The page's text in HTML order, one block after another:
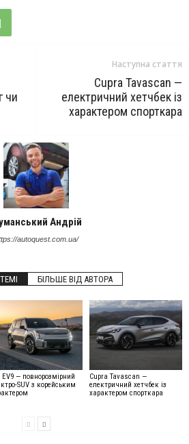
чи
Наступна стаття
Cupra Tavascan —
електричний хетчбек із
характером спорткара
Андрій
autoquest.com.ua/
БІЛЬШЕ ВІД АВТОРА
EV9 — повнорозмірний
SUV з корейським
Cupra Tavascan —
електричний хетчбек із
характером спорткара